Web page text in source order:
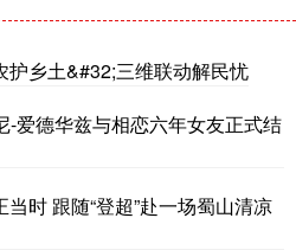
护乡土&#32;三维联动解民忧
-爱德华兹与相恋六年女友正式结
时 跟随“登超”赴一场蜀山清凉